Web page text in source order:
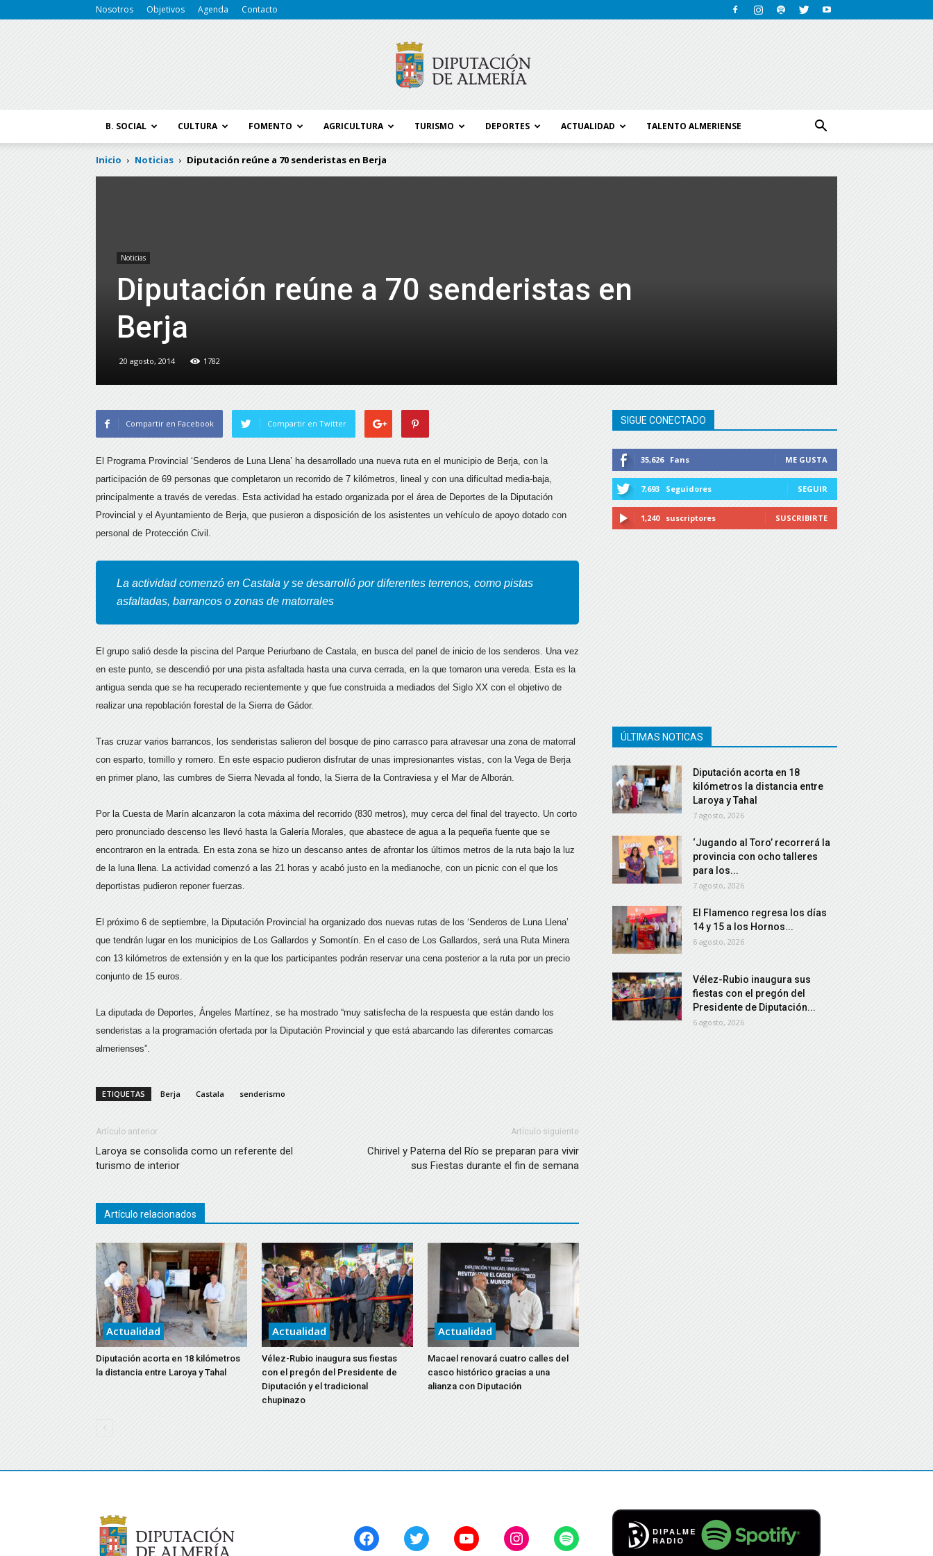
Nosotros Objetivos Agenda Contacto
B. SOCIAL CULTURA FOMENTO AGRICULTURA TURISMO DEPORTES ACTUALIDAD TALENTO ALMERIENSE
Inicio Noticias Diputación reúne a 70 senderistas en Berja
Noticias
Diputación reúne a 70 senderistas en
Berja
20 agosto, 2014 1782
Compartir en Facebook Compartir en Twitter
El Programa Provincial ‘Senderos de Luna Llena’ ha desarrollado una nueva ruta en el municipio de Berja, con la
participación de 69 personas que completaron un recorrido de 7 kilómetros, lineal y con una dificultad media-baja,
principalmente a través de veredas. Esta actividad ha estado organizada por el área de Deportes de la Diputación
Provincial y el Ayuntamiento de Berja, que pusieron a disposición de los asistentes un vehículo de apoyo dotado con
personal de Protección Civil.
La actividad comenzó en Castala y se desarrolló por diferentes terrenos, como pistas
asfaltadas, barrancos o zonas de matorrales
El grupo salió desde la piscina del Parque Periurbano de Castala, en busca del panel de inicio de los senderos. Una vez
en este punto, se descendió por una pista asfaltada hasta una curva cerrada, en la que tomaron una vereda. Esta es la
antigua senda que se ha recuperado recientemente y que fue construida a mediados del Siglo XX con el objetivo de
realizar una repoblación forestal de la Sierra de Gádor.
Tras cruzar varios barrancos, los senderistas salieron del bosque de pino carrasco para atravesar una zona de matorral
con esparto, tomillo y romero. En este espacio pudieron disfrutar de unas impresionantes vistas, con la Vega de Berja
en primer plano, las cumbres de Sierra Nevada al fondo, la Sierra de la Contraviesa y el Mar de Alborán.
Por la Cuesta de Marín alcanzaron la cota máxima del recorrido (830 metros), muy cerca del final del trayecto. Un corto
pero pronunciado descenso les llevó hasta la Galería Morales, que abastece de agua a la pequeña fuente que se
encontraron en la entrada. En esta zona se hizo un descanso antes de afrontar los últimos metros de la ruta bajo la luz
de la luna llena. La actividad comenzó a las 21 horas y acabó justo en la medianoche, con un picnic con el que los
deportistas pudieron reponer fuerzas.
El próximo 6 de septiembre, la Diputación Provincial ha organizado dos nuevas rutas de los ‘Senderos de Luna Llena’
que tendrán lugar en los municipios de Los Gallardos y Somontín. En el caso de Los Gallardos, será una Ruta Minera
con 13 kilómetros de extensión y en la que los participantes podrán reservar una cena posterior a la ruta por un precio
conjunto de 15 euros.
La diputada de Deportes, Ángeles Martínez, se ha mostrado “muy satisfecha de la respuesta que están dando los
senderistas a la programación ofertada por la Diputación Provincial y que está abarcando las diferentes comarcas
almerienses”.
ETIQUETAS Berja Castala senderismo
Artículo anterior
Laroya se consolida como un referente del
turismo de interior
Artículo siguiente
Chirivel y Paterna del Río se preparan para vivir
sus Fiestas durante el fin de semana
Artículo relacionados
Actualidad
Diputación acorta en 18 kilómetros
la distancia entre Laroya y Tahal
Actualidad
Vélez-Rubio inaugura sus fiestas
con el pregón del Presidente de
Diputación y el tradicional
chupinazo
Actualidad
Macael renovará cuatro calles del
casco histórico gracias a una
alianza con Diputación
SIGUE CONECTADO
35,626 Fans ME GUSTA
7,693 Seguidores SEGUIR
1,240 suscriptores SUSCRIBIRTE
ÚLTIMAS NOTICAS
Diputación acorta en 18
kilómetros la distancia entre
Laroya y Tahal
7 agosto, 2026
‘Jugando al Toro’ recorrerá la
provincia con ocho talleres
para los...
7 agosto, 2026
El Flamenco regresa los días
14 y 15 a los Hornos...
6 agosto, 2026
Vélez-Rubio inaugura sus
fiestas con el pregón del
Presidente de Diputación...
6 agosto, 2026
FacebookTwitterYouTubeInstagramSpotify